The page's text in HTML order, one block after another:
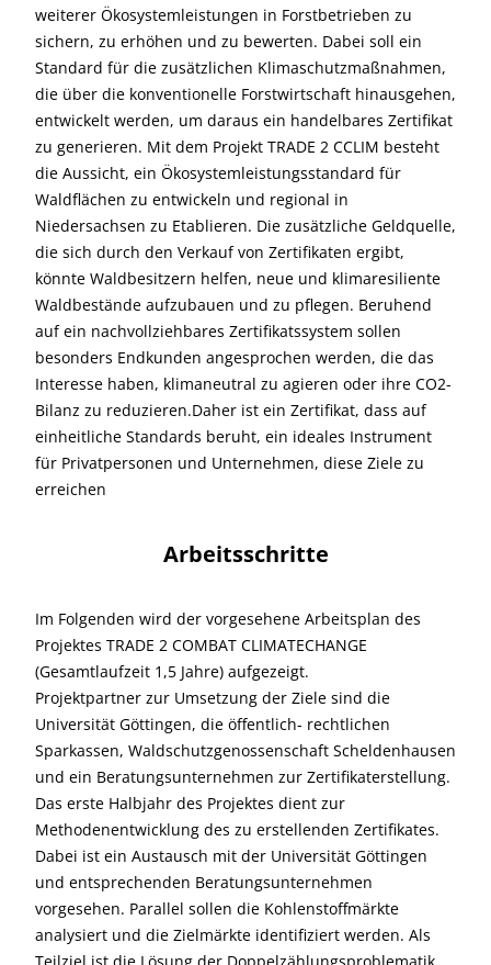
weiterer Ökosystemleistungen in Forstbetrieben zu
sichern, zu erhöhen und zu bewerten. Dabei soll ein
Standard für die zusätzlichen Klimaschutzmaßnahmen,
die über die konventionelle Forstwirtschaft hinausgehen,
entwickelt werden, um daraus ein handelbares Zertifikat
zu generieren. Mit dem Projekt TRADE 2 CCLIM besteht
die Aussicht, ein Ökosystemleistungsstandard für
Waldflächen zu entwickeln und regional in
Niedersachsen zu Etablieren. Die zusätzliche Geldquelle,
die sich durch den Verkauf von Zertifikaten ergibt,
könnte Waldbesitzern helfen, neue und klimaresiliente
Waldbestände aufzubauen und zu pflegen. Beruhend
auf ein nachvollziehbares Zertifikatssystem sollen
besonders Endkunden angesprochen werden, die das
Interesse haben, klimaneutral zu agieren oder ihre CO2-
Bilanz zu reduzieren.Daher ist ein Zertifikat, dass auf
einheitliche Standards beruht, ein ideales Instrument
für Privatpersonen und Unternehmen, diese Ziele zu
erreichen
Arbeitsschritte
Im Folgenden wird der vorgesehene Arbeitsplan des
Projektes TRADE 2 COMBAT CLIMATECHANGE
(Gesamtlaufzeit 1,5 Jahre) aufgezeigt.
Projektpartner zur Umsetzung der Ziele sind die
Universität Göttingen, die öffentlich- rechtlichen
Sparkassen, Waldschutzgenossenschaft Scheldenhausen
und ein Beratungsunternehmen zur Zertifikaterstellung.
Das erste Halbjahr des Projektes dient zur
Methodenentwicklung des zu erstellenden Zertifikates.
Dabei ist ein Austausch mit der Universität Göttingen
und entsprechenden Beratungsunternehmen
vorgesehen. Parallel sollen die Kohlenstoffmärkte
analysiert und die Zielmärkte identifiziert werden. Als